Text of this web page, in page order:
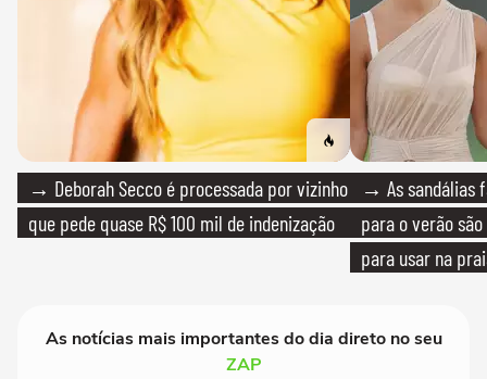
→ Deborah Secco é processada por vizinho
que pede quase R$ 100 mil de indenização
→ As sandálias
para o verão
para usar na
As notícias mais importantes do dia direto no seu
ZAP